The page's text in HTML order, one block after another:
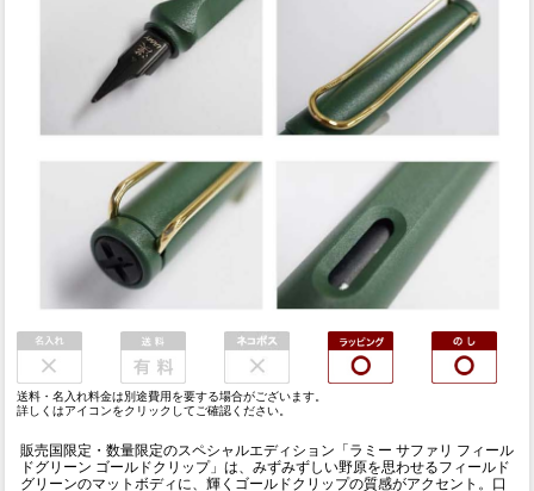
送料・名入れ料金は別途費用を要する場合がございます。
詳しくはアイコンをクリックしてご確認ください。
販売国限定・数量限定のスペシャルエディション「ラミー サファリ フィール
ドグリーン ゴールドクリップ」は、みずみずしい野原を思わせるフィールド
グリーンのマットボディに、輝くゴールドクリップの質感がアクセント。口